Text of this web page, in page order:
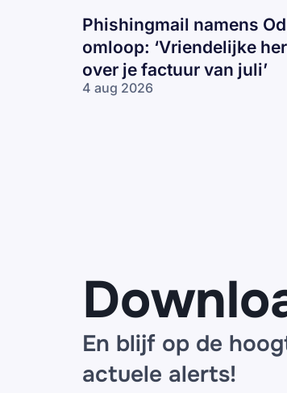
Phishingmail namens
omloop: ‘Vriendelijke
over je factuur van juli’
4 aug 2026
En blijf op de
actuele alerts!